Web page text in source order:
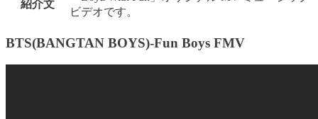
紹介文
ビデオです。
BTS(BANGTAN BOYS)-Fun Boys FMV